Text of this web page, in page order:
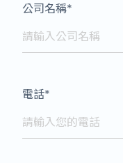
公司名稱*
電話*